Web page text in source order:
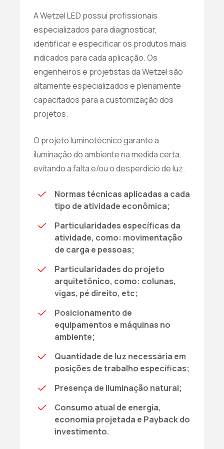
A Wetzel LED possui profissionais
especializados para diagnosticar,
identificar e especificar os produtos mais
indicados para cada aplicação. Os
engenheiros e projetistas da Wetzel são
altamente especializados e plenamente
capacitados para a customização dos
projetos.
O projeto luminotécnico garante a
iluminação do ambiente na medida certa,
evitando a falta e/ou o desperdício de luz.
Normas técnicas aplicadas a cada
tipo de atividade econômica;
Particularidades específicas da
atividade, como: movimentação
de carga e pessoas;
Particularidades do projeto
arquitetônico, como: colunas,
vigas, pé direito, etc;
Posicionamento de
equipamentos e máquinas no
ambiente;
Quantidade de luz necessária em
posições de trabalho específicas;
Presença de iluminação natural;
Consumo atual de energia,
economia projetada e Payback do
investimento.